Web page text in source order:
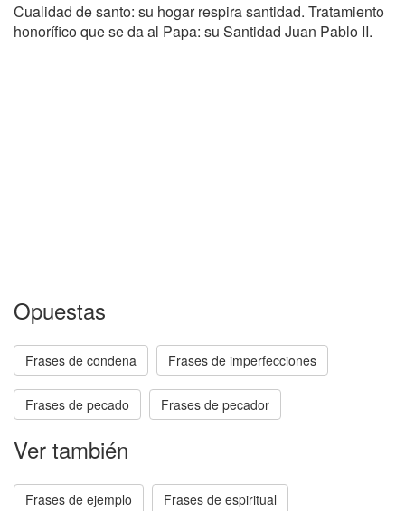
Cualidad de santo: su hogar respira santidad. Tratamiento
honorífico que se da al Papa: su Santidad Juan Pablo II.
Opuestas
Frases de condena Frases de imperfecciones
Frases de pecado Frases de pecador
Ver también
Frases de ejemplo Frases de espiritual